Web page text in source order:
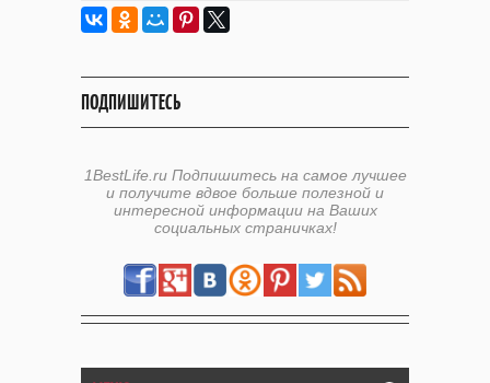
ПОДПИШИТЕСЬ
1BestLife.ru Подпишитесь на самое лучшее
и получите вдвое больше полезной и
интересной информации на Ваших
социальных страничках!